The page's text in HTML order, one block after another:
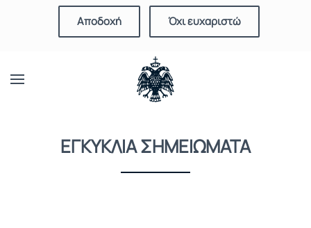
Αποδοχή Όχι ευχαριστώ
ΕΓΚΥΚΛΙΑ ΣΗΜΕΙΩΜΑΤΑ